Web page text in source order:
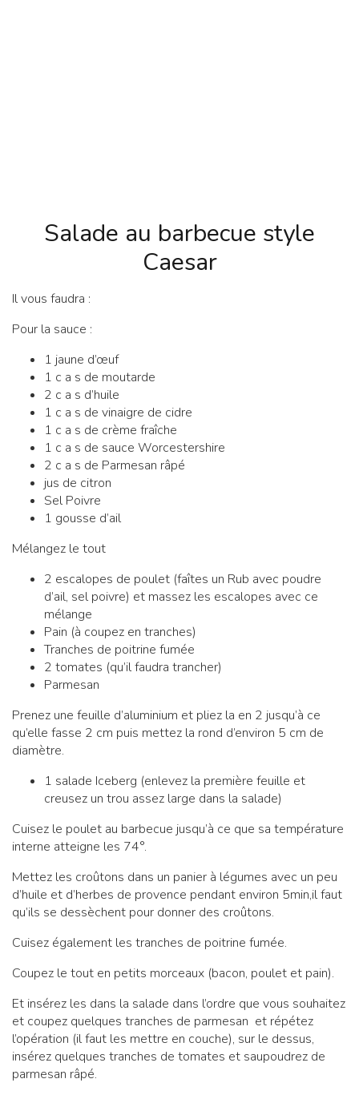
Salade au barbecue style
Caesar
Il vous faudra :
Pour la sauce :
1 jaune d’œuf
1 c a s de moutarde
2 c a s d’huile
1 c a s de vinaigre de cidre
1 c a s de crème fraîche
1 c a s de sauce Worcestershire
2 c a s de Parmesan râpé
jus de citron
Sel Poivre
1 gousse d’ail
Mélangez le tout
2 escalopes de poulet (faîtes un Rub avec poudre
d’ail, sel poivre) et massez les escalopes avec ce
mélange
Pain (à coupez en tranches)
Tranches de poitrine fumée
2 tomates (qu’il faudra trancher)
Parmesan
Prenez une feuille d’aluminium et pliez la en 2 jusqu’à ce
qu’elle fasse 2 cm puis mettez la rond d’environ 5 cm de
diamètre.
1 salade Iceberg (enlevez la première feuille et
creusez un trou assez large dans la salade)
Cuisez le poulet au barbecue jusqu’à ce que sa température
interne atteigne les 74°.
Mettez les croûtons dans un panier à légumes avec un peu
d’huile et d’herbes de provence pendant environ 5min,il faut
qu’ils se dessèchent pour donner des croûtons.
Cuisez également les tranches de poitrine fumée.
Coupez le tout en petits morceaux (bacon, poulet et pain).
Et insérez les dans la salade dans l’ordre que vous souhaitez
et coupez quelques tranches de parmesan et répétez
l’opération (il faut les mettre en couche), sur le dessus,
insérez quelques tranches de tomates et saupoudrez de
parmesan râpé.